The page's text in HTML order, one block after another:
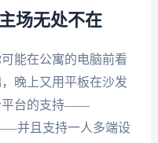
场无处不在
能在公寓的电脑前看
晚上又用平板在沙发
平台的支持——
并且支持一人多端设